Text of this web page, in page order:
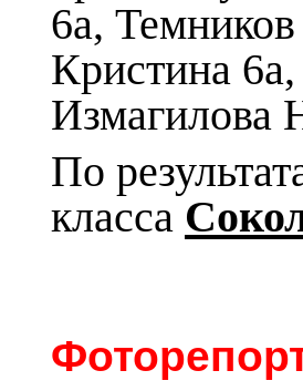
6а,
Кристина
Измагилова
По
класса